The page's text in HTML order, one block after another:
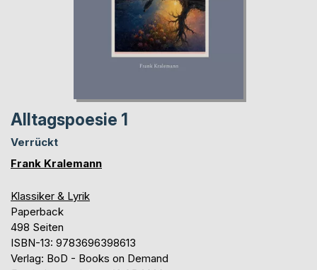
Alltagspoesie 1
Verrückt
Frank Kralemann
Klassiker & Lyrik
Paperback
498 Seiten
ISBN-13: 9783696398613
Verlag: BoD - Books on Demand